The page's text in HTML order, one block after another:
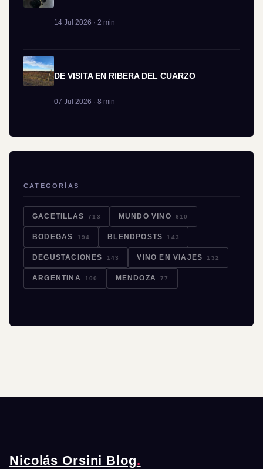
14 Jul 2026 · 2 min
DE VISITA EN RIBERA DEL CUARZO
07 Jul 2026 · 8 min
CATEGORÍAS
GACETILLAS 713 MUNDO VINO 610
BODEGAS 194 BLENDPOSTS 143
DEGUSTACIONES 143 VINO EN VIAJES 132
ARGENTINA 100 MENDOZA 77
Nicolás Orsini Blog.